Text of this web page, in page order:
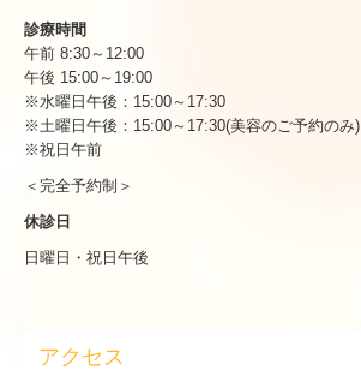
診療時間
午前 8:30～12:00
午後 15:00～19:00
※水曜日午後：15:00～17:30
※土曜日午後：15:00～17:30(美容のご予約のみ)
※祝日午前
＜完全予約制＞
休診日
日曜日・祝日午後
アクセス